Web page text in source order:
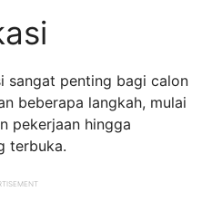
sangat penting bagi calon
beberapa langkah, mulai
pekerjaan hingga
terbuka.